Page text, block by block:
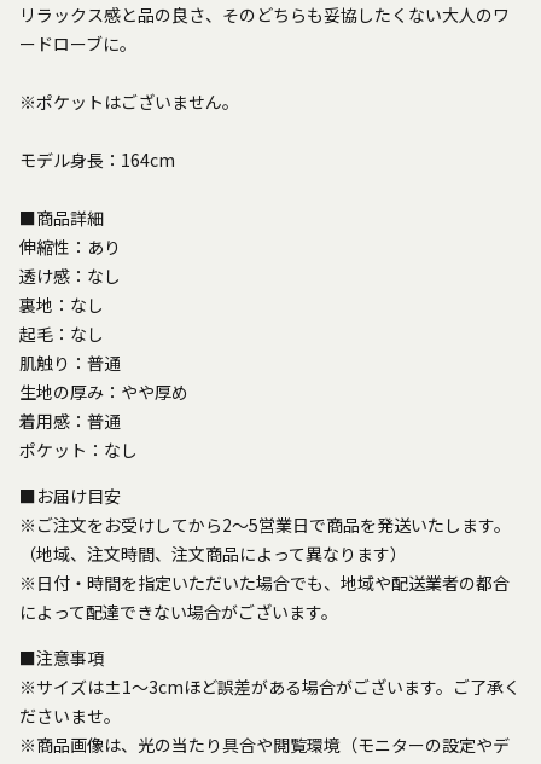
リラックス感と品の良さ、そのどちらも妥協したくない大人のワ
ードローブに。
※ポケットはございません。
モデル身長：164cm
■商品詳細
伸縮性：あり
透け感：なし
裏地：なし
起毛：なし
肌触り：普通
生地の厚み：やや厚め
着用感：普通
ポケット：なし
■お届け目安
※ご注文をお受けしてから2～5営業日で商品を発送いたします。
（地域、注文時間、注文商品によって異なります）
※日付・時間を指定いただいた場合でも、地域や配送業者の都合
によって配達できない場合がございます。
■注意事項
※サイズは±1～3cmほど誤差がある場合がございます。ご了承く
ださいませ。
※商品画像は、光の当たり具合や閲覧環境（モニターの設定やデ